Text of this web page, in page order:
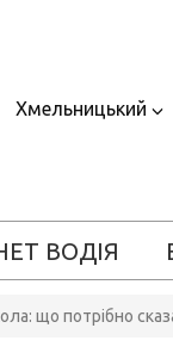
Хмельницький
ВОДІЯ
що потрібно